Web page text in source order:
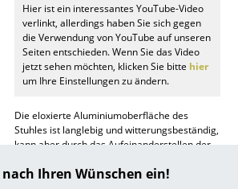
Ihren Wünschen ein!
Leseleuchten
Hier ist ein interessantes YouTube-Video
verlinkt, allerdings haben Sie sich gegen
die Verwendung von YouTube auf unseren
Seiten entschieden. Wenn Sie das Video
jetzt sehen möchten, klicken Sie bitte hier
um Ihre Einstellungen zu ändern.
Die eloxierte Aluminiumoberfläche des
Stuhles ist langlebig und witterungsbeständig,
kann aber durch das Aufeinanderstellen der
Behandlung von Flecken nutzen Sie bitte ein